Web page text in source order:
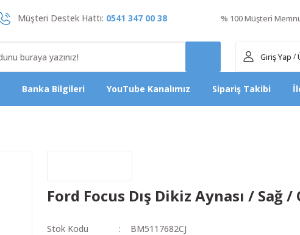
Müşteri Destek Hattı: 0541 347 00 38 % 100 Müşteri
Giriş Yap /
Banka Bilgileri YouTube Kanalımız Sipariş Takibi
Ford Focus Dış Dikiz Aynası / Sağ
Stok Kodu
BM5117682CJ